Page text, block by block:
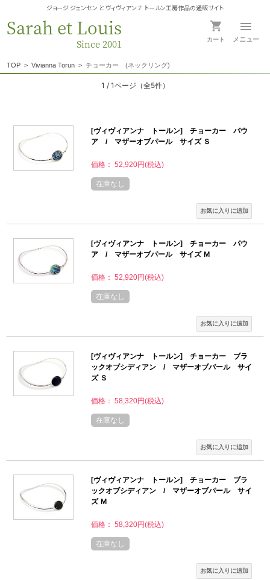
ジョージ ジェンセン と ヴィヴィアンナ トールン工房作品の通販サイト
Sarah et Louis
Since 2001 カート メニュー
TOP > Vivianna Torun > チョーカー (ネックリング)
1 / 1ページ （全5件）
[ヴィヴィアンナ トールン] チョーカー パウ
ア / マザーオブパール サイズ Ｓ
価格： 52,920円(税込)
在庫なし
[ヴィヴィアンナ トールン] チョーカー パウ
ア / マザーオブパール サイズ Ｍ
価格： 52,920円(税込)
在庫なし
[ヴィヴィアンナ トールン] チョーカー ブラ
ックオブシディアン / マザーオブパール サイ
ズ Ｓ
価格： 58,320円(税込)
在庫なし
[ヴィヴィアンナ トールン] チョーカー ブラ
ックオブシディアン / マザーオブパール サイ
ズ Ｍ
価格： 58,320円(税込)
在庫なし